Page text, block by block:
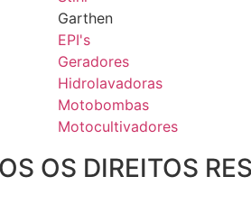
Garthen
EPI's
Geradores
Hidrolavadoras
Motobombas
Motocultivadores
OS DIREITOS